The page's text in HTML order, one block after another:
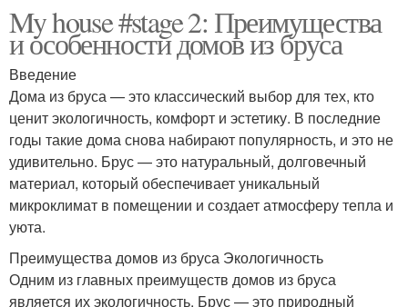
My house #stage 2: Преимущества
и особенности домов из бруса
Введение
Дома из бруса — это классический выбор для тех, кто
ценит экологичность, комфорт и эстетику. В последние
годы такие дома снова набирают популярность, и это не
удивительно. Брус — это натуральный, долговечный
материал, который обеспечивает уникальный
микроклимат в помещении и создает атмосферу тепла и
уюта.
Преимущества домов из бруса Экологичность
Одним из главных преимуществ домов из бруса
является их экологичность. Брус — это природный